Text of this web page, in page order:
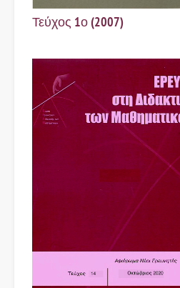
Τεύχος 1ο (2007)